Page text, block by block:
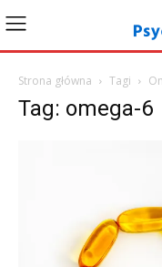
Strona główna Tagi
Tag: omega-6